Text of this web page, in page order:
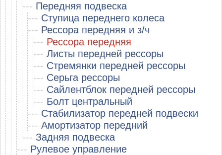
--- Передняя подвеска
--- Ступица переднего колеса
--- Рессора передняя и з/ч
--- Рессора передняя
--- Листы передней рессоры
--- Стремянки передней рессоры
--- Серьга рессоры
--- Сайлентблок передней рессоры
--- Болт центральный
--- Стабилизатор передней подвески
--- Амортизатор передний
--- Задняя подвеска
--- Рулевое управление